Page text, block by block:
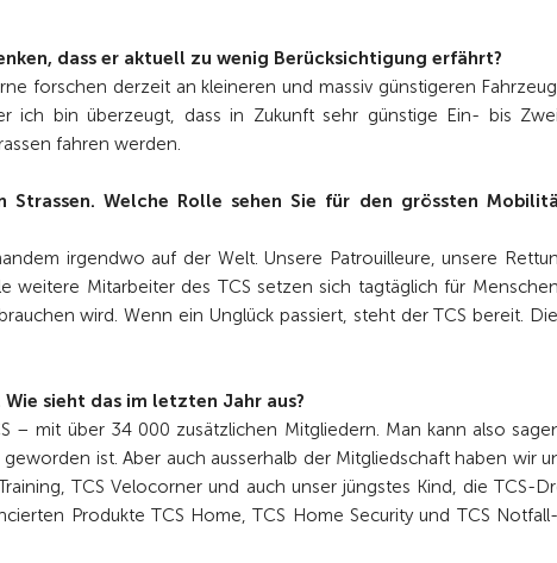
dass er aktuell zu wenig Berücksichtigung erfährt?
forschen derzeit an kleineren und massiv günstigeren
ich bin überzeugt, dass in Zukunft sehr günstige Ein- bis
fahren werden.
Welche Rolle sehen Sie für den grössten
irgendwo auf der Welt. Unsere Patrouilleure, unsere
weitere Mitarbeiter des TCS setzen sich tagtäglich für
wird. Wenn ein Unglück passiert, steht der TCS bereit.
sieht das im letzten Jahr aus?
– mit über 34 000 zusätzlichen Mitgliedern. Man kann also
ist. Aber auch ausserhalb der Mitgliedschaft haben wir
TCS Velocorner und auch unser jüngstes Kind, die TCS-
Produkte TCS Home, TCS Home Security und TCS